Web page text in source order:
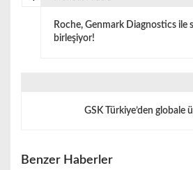
z
Roche, Genmark Diagnostics ile
birleşiyor!
GSK Türkiye’den globale
Benzer Haberler